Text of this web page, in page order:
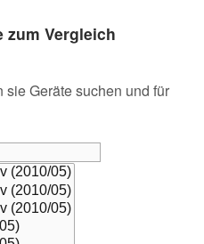
zum Vergleich
Geräte suchen und für